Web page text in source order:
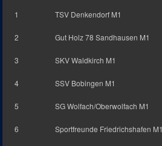
1 TSV Denkendorf M1
2 Gut Holz 78 Sandhausen M1
3 SKV Waldkirch M1
4 SSV Bobingen M1
5 SG Wolfach/Oberwolfach M1
6 Sportfreunde Friedrichshafen M1